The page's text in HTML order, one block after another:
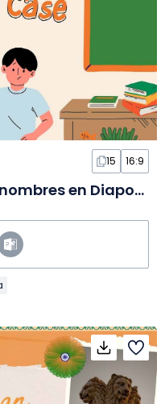
15 16:9
Lección de casos de pronombres en Diapositivas